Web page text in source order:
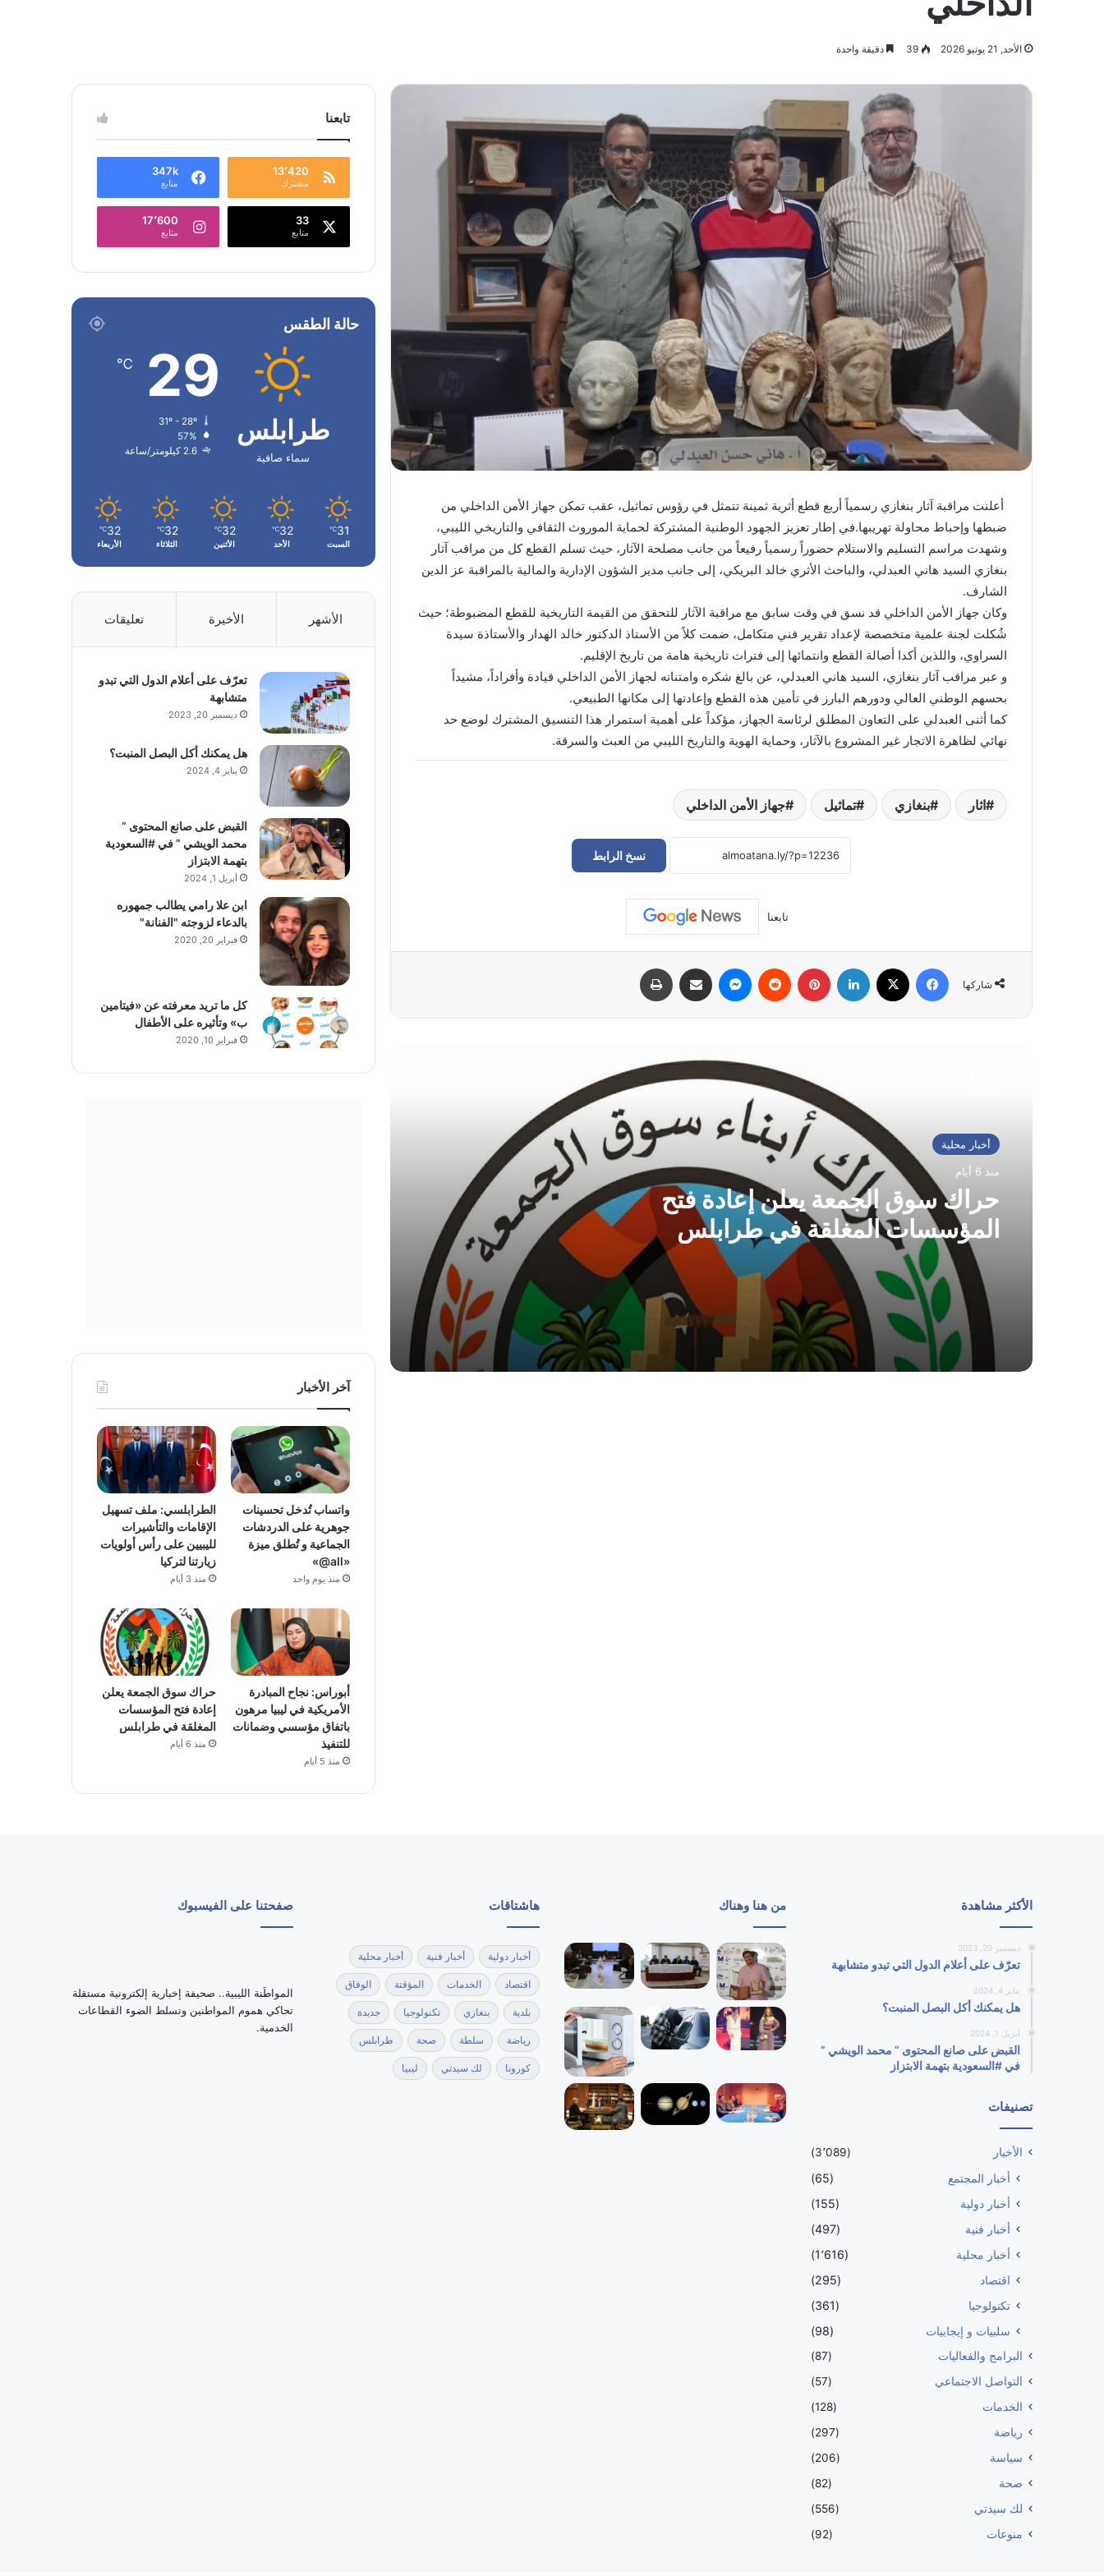
الأحد, 21 يونيو 2026 39 دقيقة واحدة
أعلنت مراقبة آثار بنغازي رسمياً أربع قطع أثرية ثمينة تتمثل في رؤوس تماثيل، عقب تمكن جهاز الأمن الداخلي من
ضبطها وإحباط محاولة تهريبها.في إطار تعزيز الجهود الوطنية المشتركة لحماية الموروث الثقافي والتاريخي الليبي،
وشهدت مراسم التسليم والاستلام حضوراً رسمياً رفيعاً من جانب مصلحة الآثار، حيث تسلم القطع كل من مراقب آثار
بنغازي السيد هاني العبدلي، والباحث الأثري خالد البريكي، إلى جانب مدير الشؤون الإدارية والمالية بالمراقبة عز الدين
الشارف.
وكان جهاز الأمن الداخلي قد نسق في وقت سابق مع مراقبة الآثار للتحقق من القيمة التاريخية للقطع المضبوطة؛ حيث
شُكلت لجنة علمية متخصصة لإعداد تقرير فني متكامل، ضمت كلاً من الأستاذ الدكتور خالد الهدار والأستاذة سيدة
السراوي، واللذين أكدا أصالة القطع وانتمائها إلى فترات تاريخية هامة من تاريخ الإقليم.
و عبر مراقب آثار بنغازي، السيد هاني العبدلي، عن بالغ شكره وامتنانه لجهاز الأمن الداخلي قيادة وأفراداً، مشيداً
بحسهم الوطني العالي ودورهم البارز في تأمين هذه القطع وإعادتها إلى مكانها الطبيعي.
كما أثنى العبدلي على التعاون المطلق لرئاسة الجهاز، مؤكداً على أهمية استمرار هذا التنسيق المشترك لوضع حد
نهائي لظاهرة الاتجار غير المشروع بالآثار، وحماية الهوية والتاريخ الليبي من العبث والسرقة.
اثار بنغازي تماثيل جهاز الأمن الداخلي
نسخ الرابط
تابعنا
شاركها
فيسبوك لينكدإن بينتيريست ماسنجر مشاركة عبر البريد
أخبار محلية
منذ 6 أيام
حراك سوق الجمعة يعلن إعادة فتح
المؤسسات المغلقة في طرابلس
حراك سوق الجمعة يعلن إعادة فتح
والمستشفيات بالديزل و«البريقة» تبدأ التنفيذ
في حملة ميدانية واسعة
مركز الأرصاد الجوية يحذر من ذروة موجة
حارة و رطوبة عالية بمنتصف الأسبوع
الطرابلسي يطالب الدبيبة بـ”فرض السيطرة
بالقوة” ويكشف ثغرات أمنية في ملف
تهريب الوقود
الأرصاد الجوية تتوقع أجواءً صيفية معتدلة
وتحذر من السباحة في الشواطئ
صرمان: احباط محاولة تفجير سيارة مفخخة
تابعنا
13٬420
مشترك
347k
متابع
33
متابع
17٬600
متابع
حالة الطقس
طرابلس
سماء صافية
29
℃
57%
2.6 كيلومتر/ساعة
31
℃
السبت
32
℃
الأحد
32
℃
الأثنين
32
℃
الثلاثاء
32
℃
الأربعاء
الأشهر الأخيرة تعليقات
تعرّف على أعلام الدول التي تبدو
متشابهة
ديسمبر 20, 2023
هل يمكنك أكل البصل المنبت؟
يناير 4, 2024
القبض على صانع المحتوى ”
محمد الويشي ” في #السعودية
بتهمة الابتزاز
أبريل 1, 2024
ابن علا رامي يطالب جمهوره
بالدعاء لزوجته "الفنانة"
فبراير 20, 2020
كل ما تريد معرفته عن «فيتامين
ب» وتأثيره على الأطفال
فبراير 10, 2020
آخر الأخبار
واتساب تُدخل تحسينات
جوهرية على الدردشات
الجماعية و تُطلق ميزة
«all@»
منذ يوم واحد
الطرابلسي: ملف تسهيل
الإقامات والتأشيرات
لليبيين على رأس أولويات
زيارتنا لتركيا
منذ 3 أيام
أبوراس: نجاح المبادرة
الأمريكية في ليبيا مرهون
باتفاق مؤسسي وضمانات
للتنفيذ
منذ 5 أيام
حراك سوق الجمعة يعلن
إعادة فتح المؤسسات
المغلقة في طرابلس
منذ 6 أيام
الأكثر مشاهدة
ديسمبر 20, 2023
تعرّف على أعلام الدول التي تبدو متشابهة
يناير 4, 2024
هل يمكنك أكل البصل المنبت؟
أبريل 1, 2024
القبض على صانع المحتوى ” محمد الويشي ”
في #السعودية بتهمة الابتزاز
تصنيفات
الأخبار (3٬089)
أخبار المجتمع
(65)
أخبار دولية
(155)
أخبار فنية
(497)
أخبار محلية
(1٬616)
اقتصاد
(295)
تكنولوجيا
(361)
سلبيات و إيجابيات
(98)
البرامج والفعاليات
(87)
التواصل الاجتماعي
(57)
الخدمات
(128)
رياضة
(297)
سياسة
(206)
صحة
(82)
لك سيدتي
(556)
منوعات
(92)
من هنا وهناك هاشتاقات
أخبار دولية أخبار فنية أخبار محلية
اقتصاد الخدمات المؤقتة الوفاق
بلدية بنغازي تكنولوجيا جديدة
رياضة سلطة صحة طرابلس
كورونا لك سيدتي ليبيا
صفحتنا على الفيسبوك
‏المواطَنة الليبية.. صحيفة إخبارية إلكترونية مستقلة
تحاكي هموم المواطنين وتسلط الضوء القطاعات
الخدمية.